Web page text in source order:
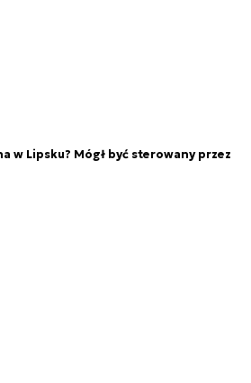
w Lipsku? Mógł być sterowany przez